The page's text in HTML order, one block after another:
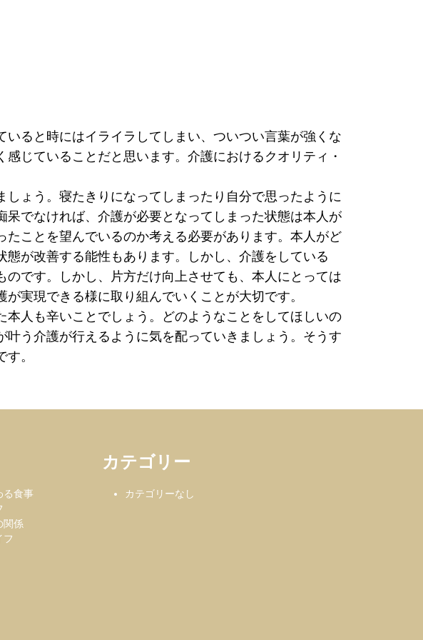
ると時にはイライラしてしまい、ついつい言葉が強くな
じていることだと思います。介護におけるクオリティ・
ょう。寝たきりになってしまったり自分で思ったように
でなければ、介護が必要となってしまった状態は本人が
ことを望んでいるのか考える必要があります。本人がど
が改善する能性もあります。しかし、介護をしている
です。しかし、片方だけ向上させても、本人にとっては
実現できる様に取り組んでいくことが大切です。
人も辛いことでしょう。どのようなことをしてほしいの
う介護が行えるように気を配っていきましょう。そうす
。
る食事
関係
フ
カテゴリー
カテゴリーなし